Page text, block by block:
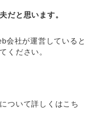
だと思います。
会社が運営していると
ください。
ついて詳しくはこち